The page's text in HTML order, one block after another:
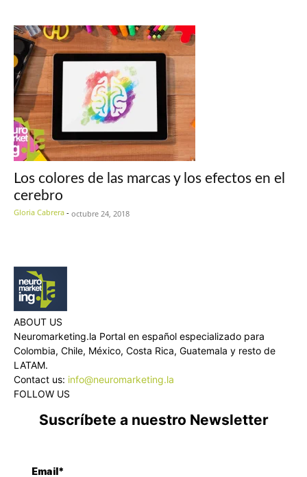
Los colores de las marcas y los efectos en el
cerebro
Gloria Cabrera - octubre 24, 2018
ABOUT US
Neuromarketing.la Portal en español especializado para
Colombia, Chile, México, Costa Rica, Guatemala y resto de
LATAM.
Contact us: info@neuromarketing.la
FOLLOW US
Suscríbete a nuestro Newsletter